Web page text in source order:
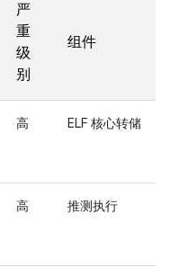
严
重
级
别
组件
高 ELF 核心转储
高 推测执行